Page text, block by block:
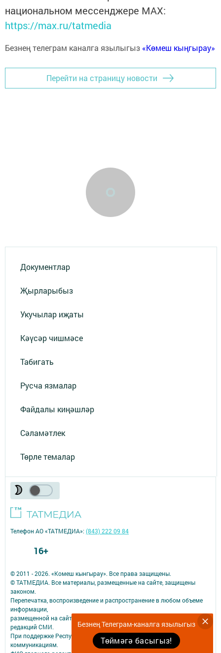
национальном мессенджере MАХ:
https://max.ru/tatmedia
Безнең телеграм каналга язылыгыз «Көмеш кыңгырау»
Перейти на страницу новости
Документлар
Җырларыбыз
Укучылар иҗаты
Кәүсәр чишмәсе
Табигать
Русча язмалар
Файдалы киңәшләр
Сәламәтлек
Төрле темалар
Безнең Телеграм-каналга язылыгыз
Төймәгә басыгыз!
© 2011 - 2026. «Комеш кынгырау». Все права защищены.
© ТАТМЕДИА. Все материалы, размещенные на сайте, защищены
законом.
Перепечатка, воспроизведение и распространение в любом объеме
информации,
размещенной на сайте, возможна только с письменного согласия
редакций СМИ.
При поддержке Республиканского агентства по печати и массовым
коммуникациям.
Телефон АО «ТАТМЕДИА»:(843) 222 09 84
16+